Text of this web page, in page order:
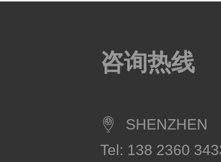
咨询热线
SHENZHEN
Tel: 138 2360